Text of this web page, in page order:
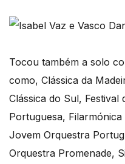
Tocou também a solo
como, Clássica da
Clássica do Sul,
Portuguesa,
Jovem Orquestra
Orquestra Promenade,